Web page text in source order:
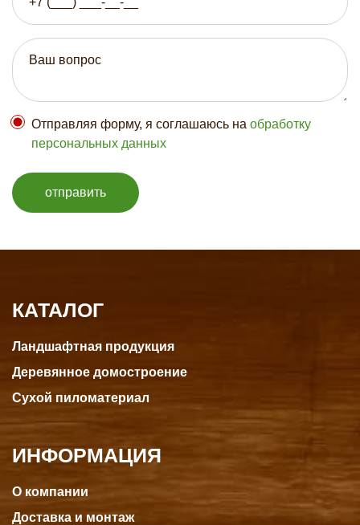
Отправляя форму, я соглашаюсь на обработку
персональных данных
отправить
КАТАЛОГ
Ландшафтная продукция
Деревянное домостроение
Сухой пиломатериал
ИНФОРМАЦИЯ
О компании
Доставка и монтаж